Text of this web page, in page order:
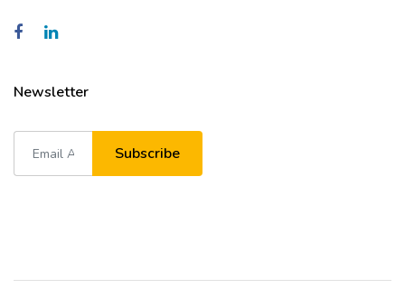
Newsletter
Subscribe